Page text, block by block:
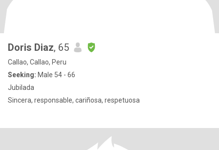
Doris Diaz, 65
Callao, Callao, Peru
Seeking: Male 54 - 66
Jubilada
Sincera, responsable, cariñosa, respetuosa